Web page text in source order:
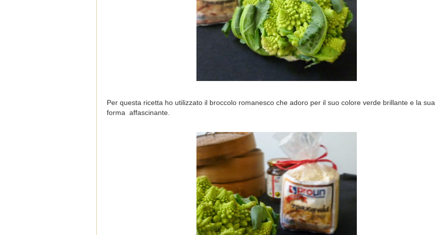
Per questa ricetta ho utilizzato il broccolo romanesco che adoro per il suo colore verde brillante e la sua
forma affascinante.